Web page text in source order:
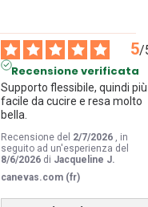
5/
Recensione verificata
Supporto flessibile, quindi più
facile da cucire e resa molto
bella.
Recensione del 2/7/2026
, in
seguito ad un'esperienza del
8/6/2026 di Jacqueline J.
canevas.com (fr)